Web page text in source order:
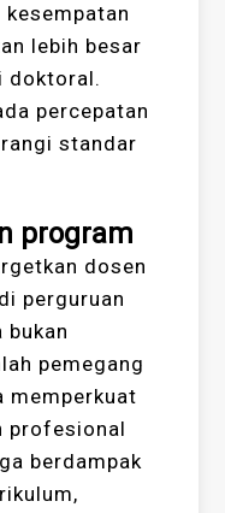
lebih besar
doktoral.
percepatan
standar
program
dosen
perguruan
bukan
pemegang
memperkuat
profesional
berdampak